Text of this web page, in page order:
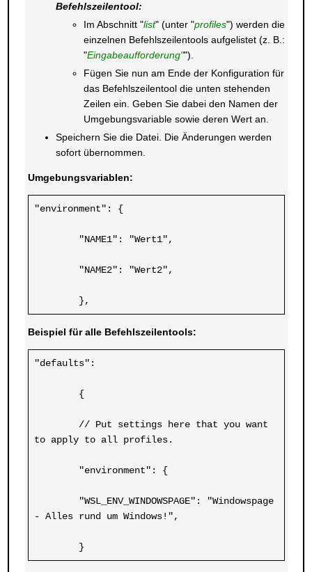
Befehlszeilentool:
Im Abschnitt "list" (unter "profiles") werden die
einzelnen Befehlszeilentools aufgelistet (z. B.:
"Eingabeaufforderung"").
Fügen Sie nun am Ende der Konfiguration für
das Befehlszeilentool die unten stehenden
Zeilen ein. Geben Sie dabei den Namen der
Umgebungsvariable sowie deren Wert an.
Speichern Sie die Datei. Die Änderungen werden
sofort übernommen.
Umgebungsvariablen:
"environment": {
	"NAME1": "Wert1",
	"NAME2": "Wert2",
	},
Beispiel für alle Befehlszeilentools:
"defaults":
	{
to apply to all profiles.
	"environment": {
- Alles rund um Windows!",
	}